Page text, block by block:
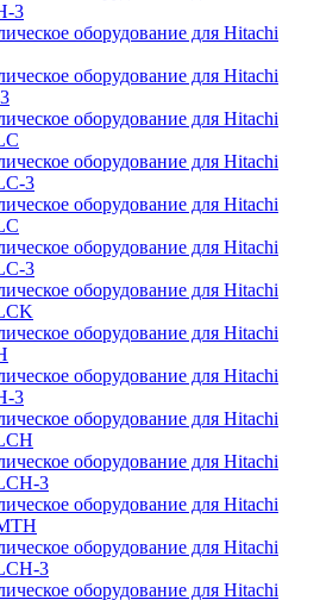
3
оборудование для Hitachi
оборудование для Hitachi
оборудование для Hitachi
оборудование для Hitachi
3
оборудование для Hitachi
оборудование для Hitachi
3
оборудование для Hitachi
оборудование для Hitachi
оборудование для Hitachi
3
оборудование для Hitachi
оборудование для Hitachi
3
оборудование для Hitachi
оборудование для Hitachi
3
оборудование для Hitachi